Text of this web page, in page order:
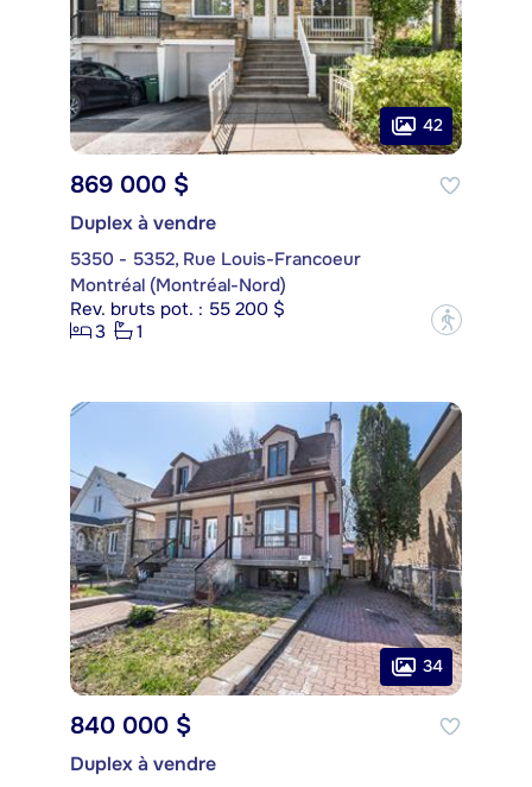
42
869 000 $
Duplex à vendre
5350 - 5352, Rue Louis-Francoeur
Montréal (Montréal-Nord)
Rev. bruts pot. : 55 200 $
3
1 ?
34
840 000 $
Duplex à vendre